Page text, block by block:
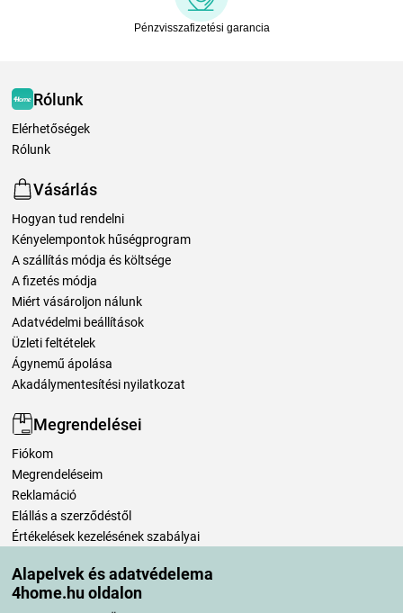
Alapelvek és adatvédelema
4home.hu oldalon
Pénzvisszafizetési garancia
Rólunk
Elérhetőségek
Rólunk
Vásárlás
Hogyan tud rendelni
Kényelempontok hűségprogram
A szállítás módja és költsége
A fizetés módja
Miért vásároljon nálunk
Adatvédelmi beállítások
Üzleti feltételek
Ágynemű ápolása
Akadálymentesítési nyilatkozat
Megrendelései
Fiókom
Megrendeléseim
Reklamáció
Elállás a szerződéstől
Értékelések kezelésének szabályai
Szállítási módok